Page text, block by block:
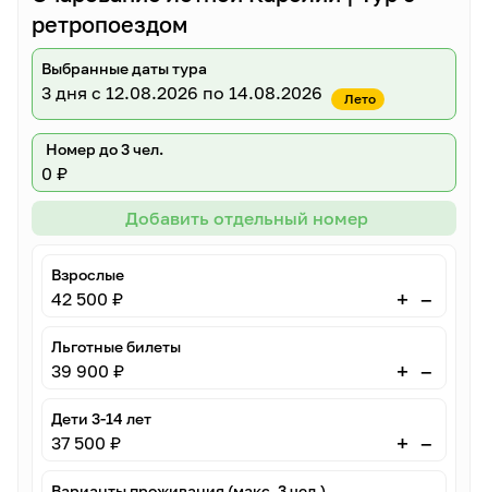
ретропоездом
Выбранные даты тура
3 дня с 12.08.2026 по 14.08.2026 Лето
Номер до 3 чел.
0 ₽
Добавить отдельный номер
Взрослые
42 500 ₽ + –
Льготные билеты
39 900 ₽ + –
Дети 3-14 лет
37 500 ₽ + –